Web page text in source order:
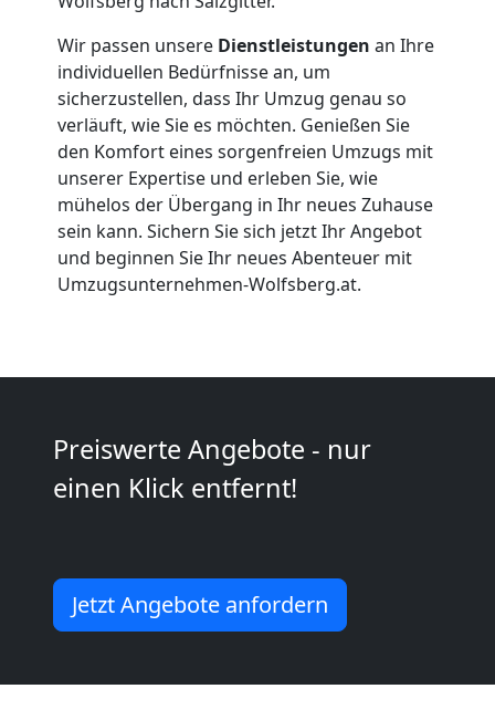
Wir passen unsere Dienstleistungen an Ihre
individuellen Bedürfnisse an, um
sicherzustellen, dass Ihr Umzug genau so
verläuft, wie Sie es möchten. Genießen Sie
den Komfort eines sorgenfreien Umzugs mit
unserer Expertise und erleben Sie, wie
mühelos der Übergang in Ihr neues Zuhause
sein kann. Sichern Sie sich jetzt Ihr Angebot
und beginnen Sie Ihr neues Abenteuer mit
Umzugsunternehmen-Wolfsberg.at.
Preiswerte Angebote - nur
einen Klick entfernt!
Jetzt Angebote anfordern
Wolfsberg
Büroumzug
Wolfsberg
Expressumzug
Wolfsberg
Umzug
Wolfsberg